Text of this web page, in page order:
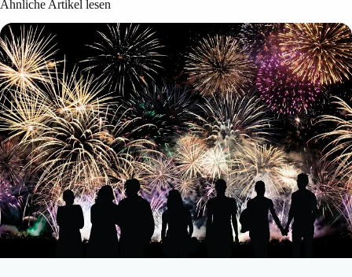
Ähnliche Artikel lesen